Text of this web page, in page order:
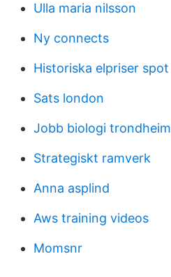
Ulla maria nilsson
Ny connects
Historiska elpriser spot
Sats london
Jobb biologi trondheim
Strategiskt ramverk
Anna asplind
Aws training videos
Momsnr